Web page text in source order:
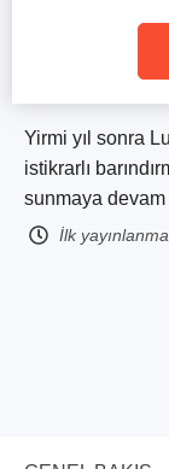
Yirmi yıl sonra
istikrarlı
sunmaya devam
İlk